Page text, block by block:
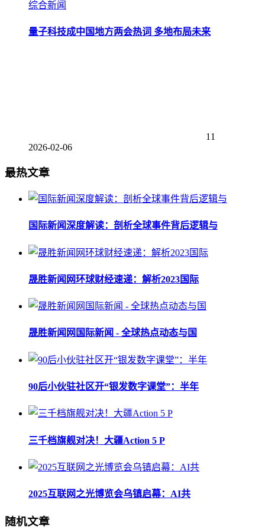
综合新闻
量子科技成中国地方两会热词 多地布局未来
11
2026-02-06
最热文章
国际新闻深度解读：剖析全球事件背后逻辑与
晟胜新闻网环球财经速递：解析2023国际
晟胜新闻网国际新闻 - 全球热点动态与国
90后小伙驻社区开“银发数字课堂”：半年
三千档旗舰对决！大疆Action 5 P
2025互联网之光博览会乌镇启幕：AI共
随机文章